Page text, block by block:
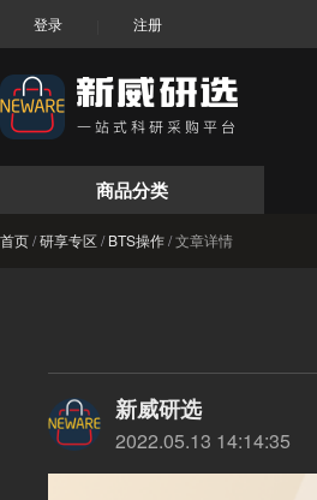
登录 注册
商品分类
首页/研享专区/BTS操作/文章详情
新威研选
2022.05.13 14:14:35